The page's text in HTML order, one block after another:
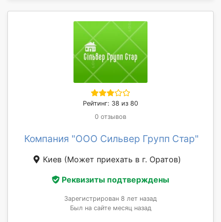
Рейтинг: 38 из 80
0 отзывов
Компания "ООО Сильвер Групп Стар"
Киев (Может приехать в г. Оратов)
Реквизиты подтверждены
Зарегистрирован 8 лет назад
Был на сайте месяц назад